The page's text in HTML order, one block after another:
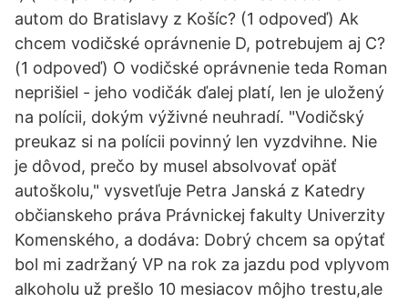
autom do Bratislavy z Košíc? (1 odpoveď) Ak
chcem vodičské oprávnenie D, potrebujem aj C?
(1 odpoveď) O vodičské oprávnenie teda Roman
neprišiel - jeho vodičák ďalej platí, len je uložený
na polícii, dokým výživné neuhradí. "Vodičský
preukaz si na polícii povinný len vyzdvihne. Nie
je dôvod, prečo by musel absolvovať opäť
autoškolu," vysvetľuje Petra Janská z Katedry
občianskeho práva Právnickej fakulty Univerzity
Komenského, a dodáva: Dobrý chcem sa opýtať
bol mi zadržaný VP na rok za jazdu pod vplyvom
alkoholu už prešlo 10 mesiacov môjho trestu,ale